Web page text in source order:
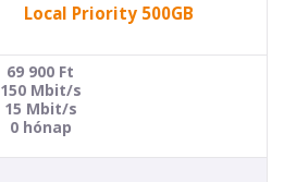
Local Priority 500GB
69 900 Ft
150 Mbit/s
15 Mbit/s
0 hónap